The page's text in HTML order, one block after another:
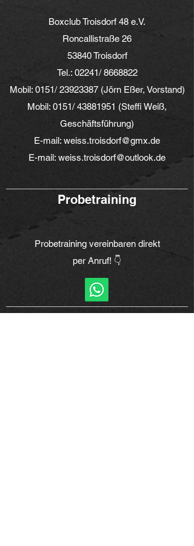
Boxclub Troisdorf 48 e.V.
Roncallistraße 26
53840Troisdorf
Tel.: 02241/8668822
Mobil: 0151/23923387(Jörn Eßer, Vorstand)
Mobil: 0151/43881951 (Steffi Weiß,
Geschäftsführung)
E-mail: weiss.troisdorf@gmx.de
E-mail: weiss.troisdorf@outlook.de
Probetraining
Probetraining vereinbaren direkt
per Anruf! 👇